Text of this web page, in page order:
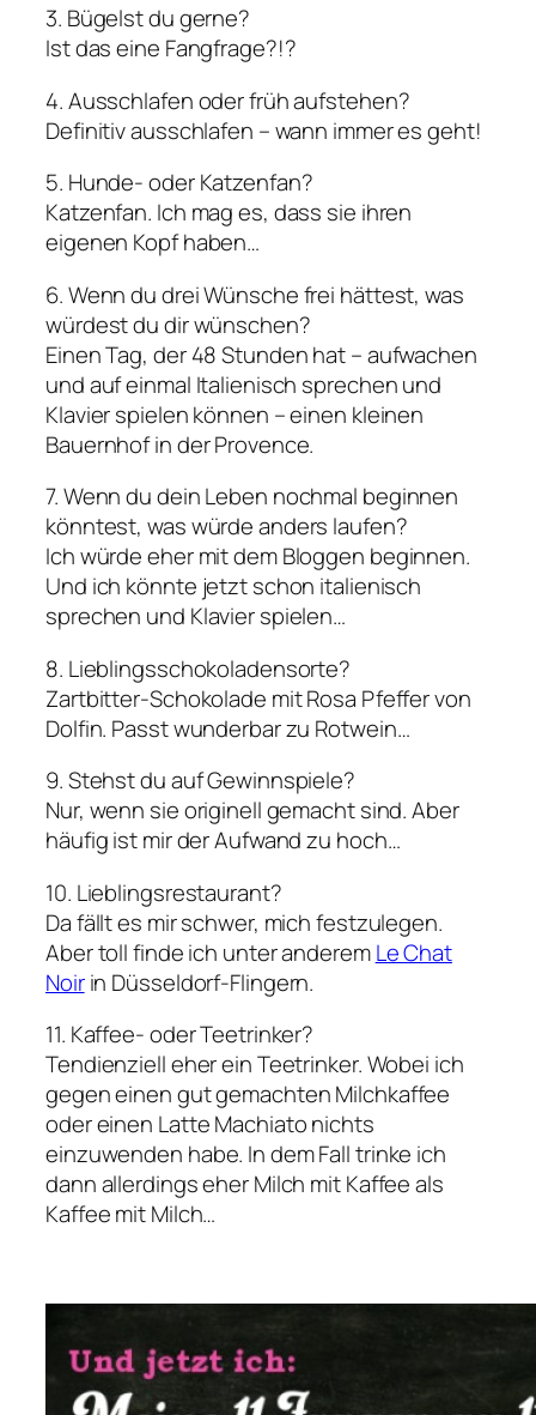
3. Bügelst du gerne?
Ist das eine Fangfrage?!?
4. Ausschlafen oder früh aufstehen?
Definitiv ausschlafen – wann immer es geht!
5. Hunde- oder Katzenfan?
Katzenfan. Ich mag es, dass sie ihren
eigenen Kopf haben…
6. Wenn du drei Wünsche frei hättest, was
würdest du dir wünschen?
Einen Tag, der 48 Stunden hat – aufwachen
und auf einmal Italienisch sprechen und
Klavier spielen können – einen kleinen
Bauernhof in der Provence.
7. Wenn du dein Leben nochmal beginnen
könntest, was würde anders laufen?
Ich würde eher mit dem Bloggen beginnen.
Und ich könnte jetzt schon italienisch
sprechen und Klavier spielen…
8. Lieblingsschokoladensorte?
Zartbitter-Schokolade mit Rosa Pfeffer von
Dolfin. Passt wunderbar zu Rotwein…
9. Stehst du auf Gewinnspiele?
Nur, wenn sie originell gemacht sind. Aber
häufig ist mir der Aufwand zu hoch…
10. Lieblingsrestaurant?
Da fällt es mir schwer, mich festzulegen.
Aber toll finde ich unter anderemLe Chat
Noirin Düsseldorf-Flingern.
11. Kaffee- oder Teetrinker?
Tendienziell eher ein Teetrinker. Wobei ich
gegen einen gut gemachten Milchkaffee
oder einen Latte Machiato nichts
einzuwenden habe. In dem Fall trinke ich
dann allerdings eher Milch mit Kaffee als
Kaffee mit Milch…